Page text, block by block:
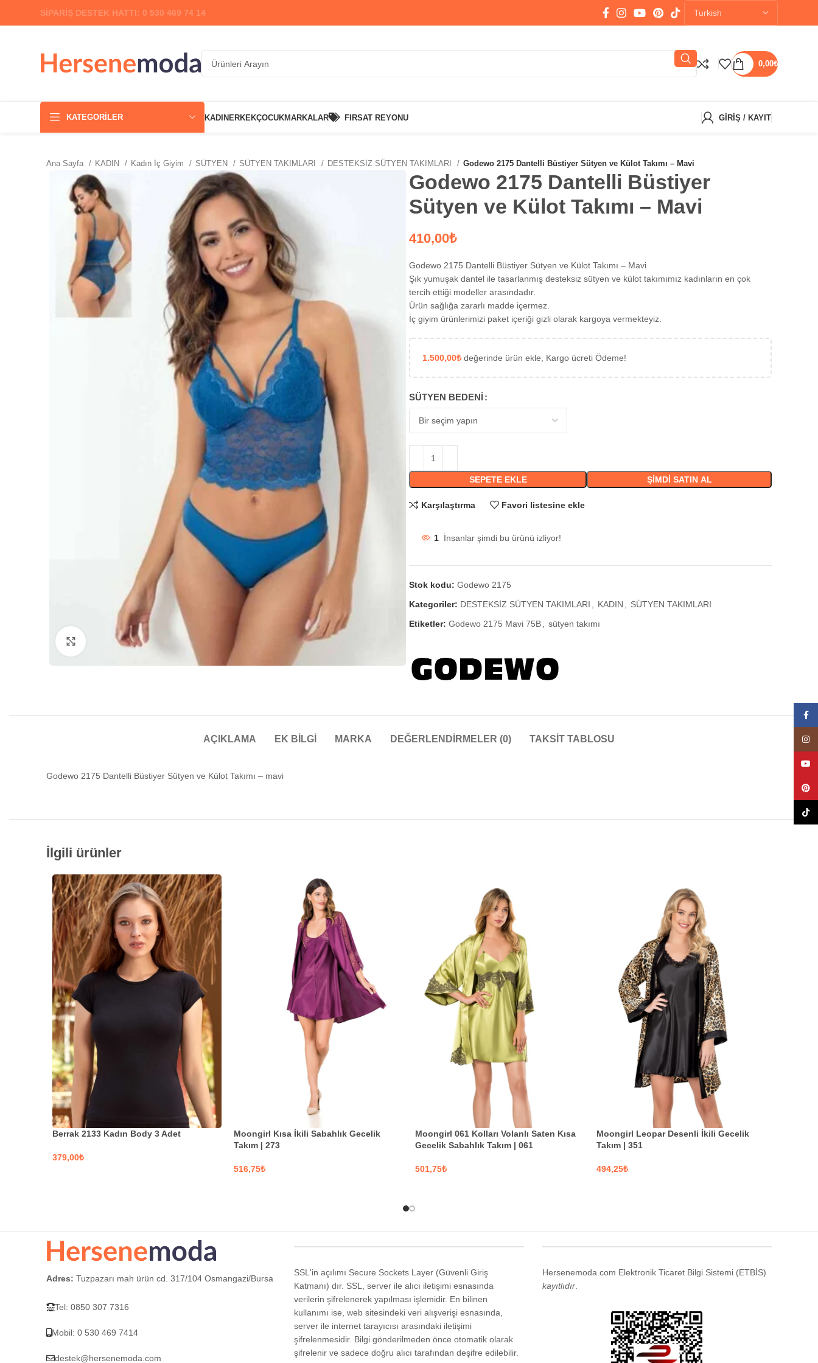
SİPARİŞ DESTEK HATTI: 0 530 469 74 14
0,00₺
KATEGORILER KADINERKEKÇOCUKMARKALAR FIRSAT REYONU GIRIŞ / KAYIT
Ana Sayfa KADIN Kadın İç Giyim SÜTYEN SÜTYEN TAKIMLARI DESTEKSİZ SÜTYEN TAKIMLARI Godewo 2175 Dantelli Büstiyer Sütyen ve Külot Takımı – Mavi
Büyütmek için tıklayın
Godewo 2175 Dantelli Büstiyer
Sütyen ve Külot Takımı – Mavi
₺
Godewo 2175 Dantelli Büstiyer Sütyen ve Külot Takımı – Mavi
Şık yumuşak dantel ile tasarlanmış desteksiz sütyen ve külot takımımız kadınların en çok
tercih ettiği modeller arasındadır.
Ürün sağlığa zararlı madde içermez.
İç giyim ürünlerimizi paket içeriği gizli olarak kargoya vermekteyiz.
1.500,00₺ değerinde ürün ekle, Kargo ücreti Ödeme!
SÜTYEN BEDENI
SEPETE EKLE ŞIMDI SATIN AL
Karşılaştırma Favori listesine ekle
1 İnsanlar şimdi bu ürünü izliyor!
Stok kodu: Godewo 2175
Kategoriler: DESTEKSİZ SÜTYEN TAKIMLARI KADIN
SÜTYEN TAKIMLARI
Etiketler: Godewo 2175 Mavi 75B sütyen takımı
AÇIKLAMA EK BILGI MARKA DEĞERLENDIRMELER (0) TAKSIT TABLOSU
Godewo 2175 Dantelli Büstiyer Sütyen ve Külot Takımı – mavi
İlgili ürünler
Berrak 2133 Kadın Body 3 Adet
₺
Moongirl Kısa İkili Sabahlık Gecelik
Takım | 273
₺
Moongirl 061 Kolları Volanlı Saten Kısa
Gecelik Sabahlık Takım | 061
₺
Moongirl Leopar Desenli İkili Gecelik
Takım | 351
₺
Adres: Tuzpazarı mah ürün cd. 317/104 Osmangazi/Bursa
Tel: 0850 307 7316
Mobil: 0 530 469 7414
destek@hersenemoda.com
SSL'in açılımı Secure Sockets Layer (Güvenli Giriş
Katmanı) dır. SSL, server ile alıcı iletişimi esnasında
verilerin şifrelenerek yapılması işlemidir. En bilinen
kullanımı ise, web sitesindeki veri alışverişi esnasında,
server ile internet tarayıcısı arasındaki iletişimi
şifrelenmesidir. Bilgi gönderilmeden önce otomatik olarak
şifrelenir ve sadece doğru alıcı tarafından deşifre edilebilir.
Hersenemoda.com Elektronik Ticaret Bilgi Sistemi (ETBİS)
kayıtlıdır.